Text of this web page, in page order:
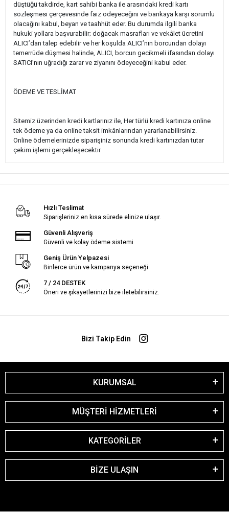
düştüğü takdirde, kart sahibi banka ile arasındaki kredi kartı
sözleşmesi çerçevesinde faiz ödeyeceğini ve bankaya karşı sorumlu
olacağını kabul, beyan ve taahhüt eder. Bu durumda ilgili banka
hukuki yollara başvurabilir; doğacak masrafları ve vekâlet ücretini
ALICI’dan talep edebilir ve her koşulda ALICI’nın borcundan dolayı
temerrüde düşmesi halinde, ALICI, borcun gecikmeli ifasından dolayı
SATICI’nın uğradığı zarar ve ziyanını ödeyeceğini kabul eder.
ÖDEME VE TESLİMAT
Sitemiz üzerinden kredi kartlarınız ile, Her türlü kredi kartınıza online
tek ödeme ya da online taksit imkânlarından yararlanabilirsiniz.
Online ödemelerinizde siparişiniz sonunda kredi kartınızdan tutar
çekim işlemi gerçekleşecektir
Hızlı Teslimat
Siparişleriniz en kısa sürede elinize ulaşır.
Güvenli Alışveriş
Güvenli ve kolay ödeme sistemi
Geniş Ürün Yelpazesi
Binlerce ürün ve kampanya seçeneği
7 / 24 DESTEK
Öneri ve şikayetlerinizi bize iletebilirsiniz.
Bizi Takip Edin
KURUMSAL
MÜŞTERİ HİZMETLERİ
KATEGORİLER
BİZE ULAŞIN